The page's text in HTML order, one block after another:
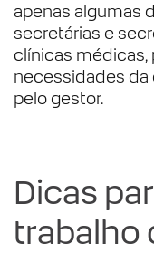
apenas algumas
secretárias e
clínicas médicas,
necessidades da
pelo gestor.
Dicas
trabalho